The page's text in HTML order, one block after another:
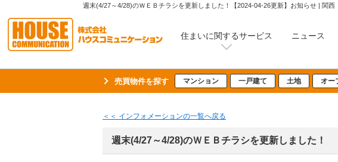
週末(4/27～4/28)のＷＥＢチラシを更新しました！【2024-04-26更新】お知らせ | 関
住まいに関するサービス ニュース
売買物件を探す マンション 一戸建て 土地 オー
＜＜ インフォメーションの一覧へ戻る
週末(4/27～4/28)のＷＥＢチラシを更新しました！